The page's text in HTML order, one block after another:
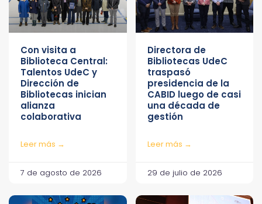
Con visita a
Biblioteca Central:
Talentos UdeC y
Dirección de
Bibliotecas inician
alianza
colaborativa
Leer más →
7 de agosto de 2026
Directora de
Bibliotecas UdeC
traspasó
presidencia de la
CABID luego de casi
una década de
gestión
Leer más →
29 de julio de 2026